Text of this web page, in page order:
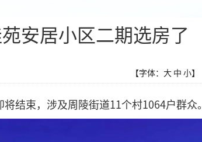
安居小区二期选房了
【字体： 大 中 小】
结束，涉及周陵街道11个村1064户群众。